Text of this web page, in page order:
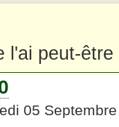
l'ai peut-
05